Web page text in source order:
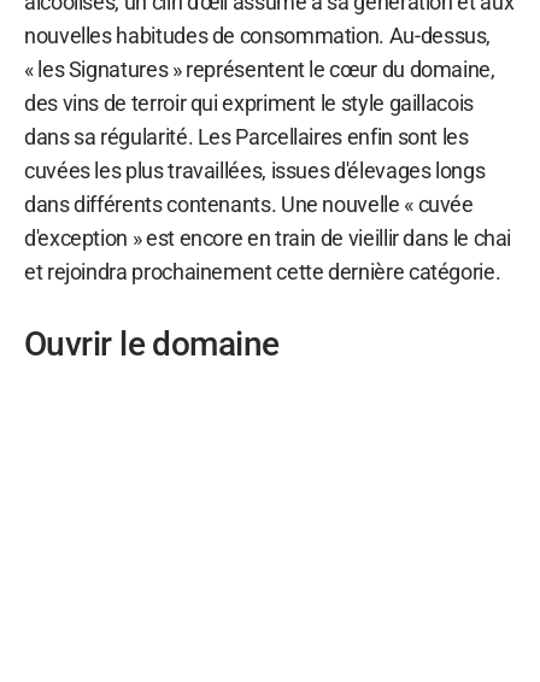
nouvelles habitudes de consommation. Au-dessus,
« les Signatures » représentent le cœur du domaine,
des vins de terroir qui expriment le style gaillacois
dans sa régularité. Les Parcellaires enfin sont les
cuvées les plus travaillées, issues d'élevages longs
dans différents contenants. Une nouvelle « cuvée
d'exception » est encore en train de vieillir dans le chai
et rejoindra prochainement cette dernière catégorie.
Ouvrir le domaine